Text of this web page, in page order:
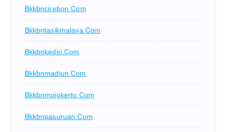
Bkkbncirebon.com
Bkkbntasikmalaya.com
Bkkbnkediri.com
Bkkbnmadiun.com
Bkkbnmojokerto.com
Bkkbnpasuruan.com